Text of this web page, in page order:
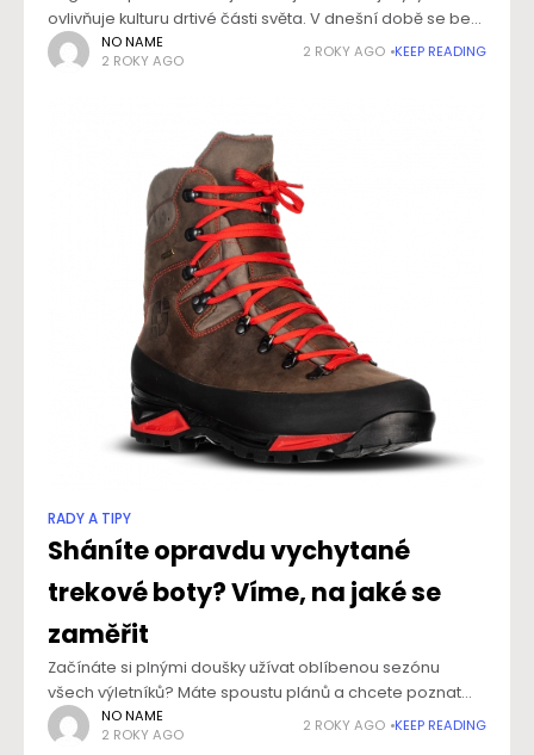
ovlivňuje kulturu drtivé části světa. V dnešní době se bez
ní obejdete jen velmi těžko. Chcete se konečně
rozmluvit, zahodit ostych a naučit
NO NAME
2 ROKY AGO
2 ROKY AGO KEEP READING
RADY A TIPY
Sháníte opravdu vychytané
trekové boty? Víme, na jaké se
zaměřit
Začínáte si plnými doušky užívat oblíbenou sezónu
všech výletníků? Máte spoustu plánů a chcete poznat
bezpočet nádherných míst? V tom případě se
neobejdete bez pořádných bot. Jaké stojí za to
NO NAME
2 ROKY AGO
2 ROKY AGO KEEP READING